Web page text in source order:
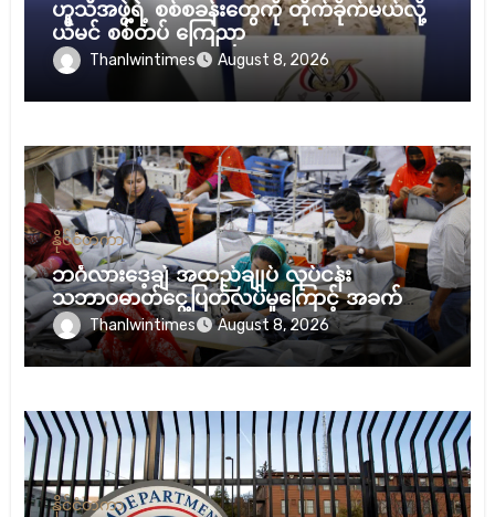
ဟူသီအဖွဲ့ရဲ့ စစ်စခန်းတွေကို တိုက်ခိုက်မယ်လို့
ယီမင် စစ်တပ် ကြေညာ
Thanlwintimes August 8, 2026
နိုင်ငံတကာ
ဘင်္ဂလားဒေ့ချ် အထည်ချုပ် လုပ်ငန်း
သဘာဝဓာတ်ငွေ့ပြတ်လပ်မှုကြောင့် အခက်ကြုံ
နေ
Thanlwintimes August 8, 2026
နိုင်ငံတကာ